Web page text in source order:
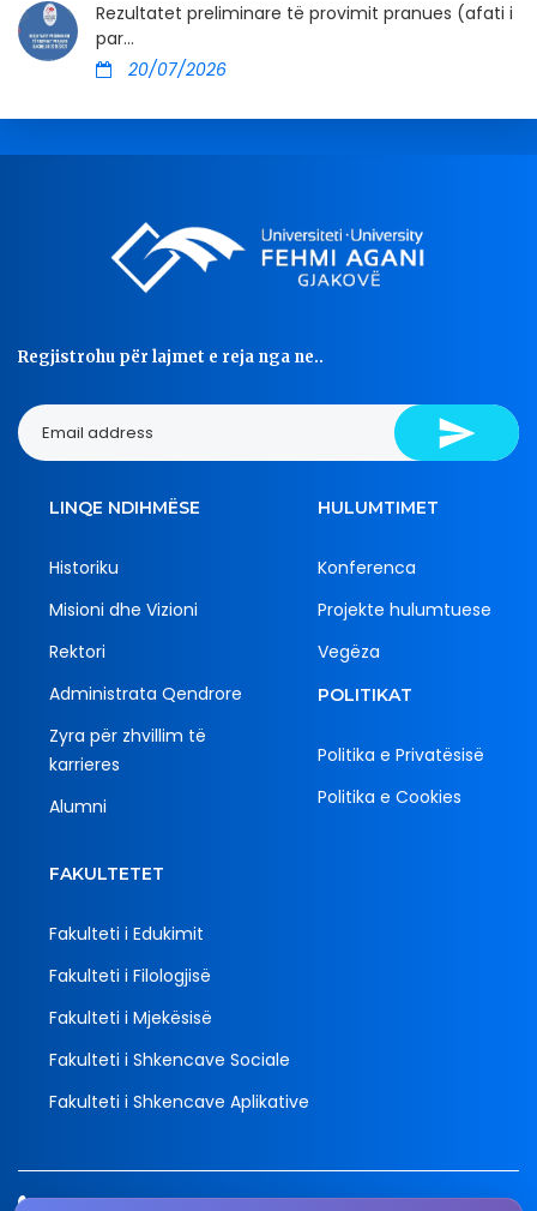
Rezultatet preliminare të provimit pranues (afati i
par...
20/07/2026
Regjistrohu për lajmet e reja nga ne..
LINQE NDIHMËSE
Historiku
Misioni dhe Vizioni
Rektori
Administrata Qendrore
Zyra për zhvillim të
karrieres
Alumni
HULUMTIMET
Konferenca
Projekte hulumtuese
Vegëza
POLITIKAT
Politika e Privatësisë
Politika e Cookies
FAKULTETET
Fakulteti i Edukimit
Fakulteti i Filologjisë
Fakulteti i Mjekësisë
Fakulteti i Shkencave Sociale
Fakulteti i Shkencave Aplikative
Tel.